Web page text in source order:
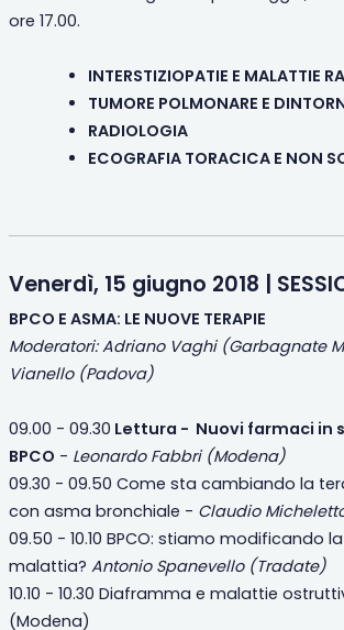
ore 17.00.
INTERSTIZIOPATIE E MALATTIE
TUMORE POLMONARE E
RADIOLOGIA
ECOGRAFIA TORACICA E NON
Venerdì, 15 giugno 2018 |
BPCO E ASMA: LE NUOVE TERAPIE
Moderatori: Adriano Vaghi (Garbagnate
Vianello (Padova)
09.00 - 09.30 Lettura - Nuovi farmaci in
BPCO - Leonardo Fabbri (Modena)
09.30 - 09.50 Come sta cambiando la
con asma bronchiale - Claudio
09.50 - 10.10 BPCO: stiamo modificando
malattia? Antonio Spanevello (Tradate)
10.10 - 10.30 Diaframma e malattie
(Modena)